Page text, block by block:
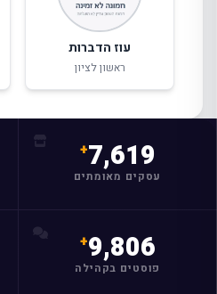
עוז הדברות
ראשון לציון
7,619
עסקים מאומתים
9,806
פוסטים בקהילה